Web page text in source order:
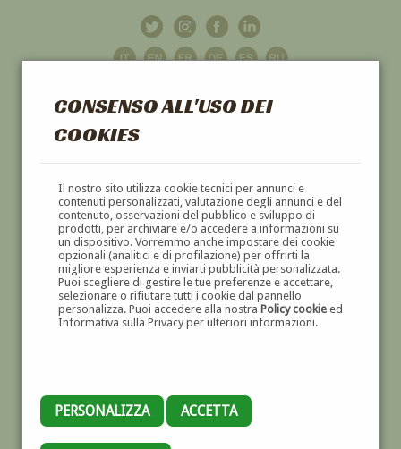
CONSENSO ALL'USO DEI
COOKIES
Il nostro sito utilizza cookie tecnici per annunci e
contenuti personalizzati, valutazione degli annunci e del
contenuto, osservazioni del pubblico e sviluppo di
prodotti, per archiviare e/o accedere a informazioni su
un dispositivo. Vorremmo anche impostare dei cookie
opzionali (analitici e di profilazione) per offrirti la
migliore esperienza e inviarti pubblicità personalizzata.
Puoi scegliere di gestire le tue preferenze e accettare,
selezionare o rifiutare tutti i cookie dal pannello
personalizza. Puoi accedere alla nostra Policy cookieed
Informativa sulla Privacy per ulteriori informazioni.
PERSONALIZZA ACCETTA
GALLERIAD'ARTE
DIPINTI E SCULTURE '800 E '900